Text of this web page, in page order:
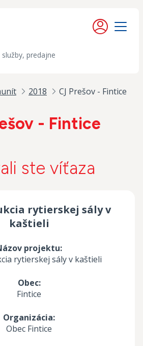
Moje konto
Menu
2018 CJ Prešov - Fintice
- Fintice
ste víťaza
rytierskej sály v
kaštieli
projektu:
rytierskej sály v kaštieli
Obec:
Fintice
Organizácia:
Obec Fintice